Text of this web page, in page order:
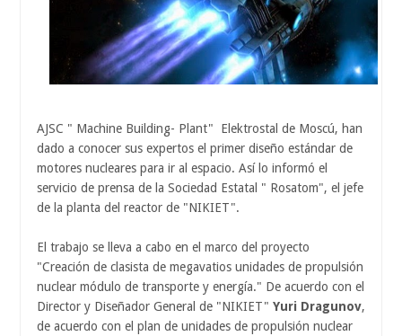
AJSC " Machine Building- Plant" Elektrostal de Moscú, han
dado a conocer sus expertos el primer diseño estándar de
motores nucleares para ir al espacio. Así lo informó el
servicio de prensa de la Sociedad Estatal " Rosatom", el jefe
de la planta del reactor de "NIKIET".
El trabajo se lleva a cabo en el marco del proyecto
"Creación de clasista de megavatios unidades de propulsión
nuclear módulo de transporte y energía." De acuerdo con el
Director y Diseñador General de "NIKIET" Yuri Dragunov,
de acuerdo con el plan de unidades de propulsión nuclear